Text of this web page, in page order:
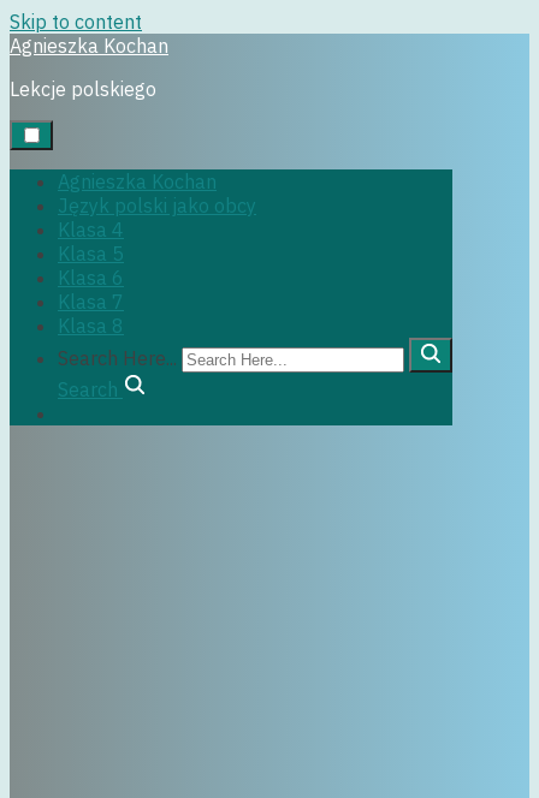
Skip to content
Agnieszka Kochan
Lekcje polskiego
Agnieszka Kochan
Język polski jako obcy
Klasa 4
Klasa 5
Klasa 6
Klasa 7
Klasa 8
Search Here...
Search
klasa6